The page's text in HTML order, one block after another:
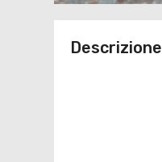
Descrizione